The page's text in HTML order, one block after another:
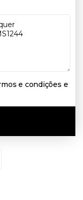
e condições e